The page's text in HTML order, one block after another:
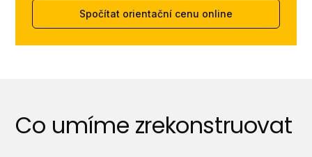
Spočítat orientační cenu online
Co umíme zrekonstruovat